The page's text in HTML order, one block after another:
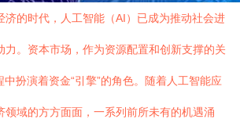
济的时代，人工智能（AI）已成为推动社会进
力。资本市场，作为资源配置和创新支撑的关
扮演着资金“引擎”的角色。随着人工智能应
领域的方方面面，一系列前所未有的机遇涌